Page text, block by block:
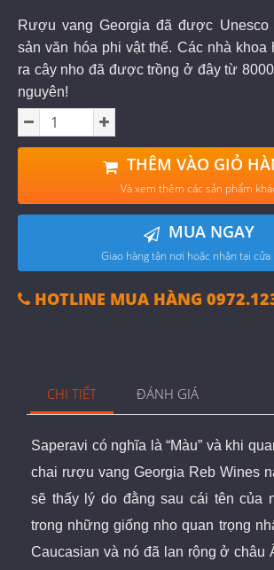
Rượu vang Georgia đã được
sản văn hóa phi vật thể. Các nhà khoa
ra cây nho đã được trồng ở đây từ
nguyên!
THÊM VÀO GIỎ
Và xem thêm các sản phẩm
MUA NGAY
Giao hàng tận nơi hoặc nhận tại cửa
HOTLINE MUA HÀNG
CHI TIẾT ĐÁNH GIÁ
Saperavi có nghĩa là “Màu” và khi
chai rượu vang Georgia Reb Wines
sẽ thấy lý do đằng sau cái tên của
trong những giống nho quan trọng
Caucasian và nó đã lan rộng ở châu